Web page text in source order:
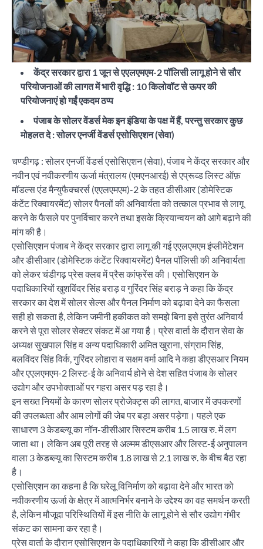
केंद्र सरकार द्वारा 1 जून से एएलएमएम-2 पॉलिसी लागू होने से सौर
परियोजनाओं की लागत में भारी वृद्धि : 10 किलोवॉट से ऊपर की
परियोजनाएं हो गईं एकदम ठप्प
पंजाब के सोलर वेंडर्स मेक इन इंडिया के पक्ष में हैं, परन्तु सरकार कुछ
मोहलत दे : सोलर एनर्जी वेंडर्स एसोसिएशन (सेवा)
चण्डीगढ़ : सोलर एनर्जी वेंडर्स एसोसिएशन (सेवा), पंजाब ने केंद्र सरकार और
नवीन एवं नवीकरणीय ऊर्जा मंत्रालय (एमएनआरई) से एप्रूव्ड लिस्ट ऑफ़
मॉडल्स एंड मैन्युफैक्चरर्स (एएलएमएम)-2 के तहत डीसीआर (डोमेस्टिक
कंटेंट रिक्वायरमेंट) सोलर पैनलों की अनिवार्यता को तत्काल प्रभाव से लागू
करने के फैसले पर पुनर्विचार करने तथा इसके क्रियान्वयन को आगे बढ़ाने की
मांग की है।
एसोसिएशन पंजाब ने केंद्र सरकार द्वारा लागू की गई एएलएमएम इंप्लीमेंटेशन
और डीसीआर (डोमेस्टिक कंटेंट रिक्वायरमेंट) पैनल पॉलिसी की अनिवार्यता
को लेकर चंडीगढ़ प्रेस क्लब में प्रैस कांफ्रेंस की। एसोसिएशन के
पदाधिकारियों खुशविंदर सिंह बराड़ व गुरिंदर सिंह बराड़ ने कहा कि केंद्र
सरकार का देश में सोलर सेल्स और पैनल निर्माण को बढ़ावा देने का फैसला
सही हो सकता है, लेकिन जमीनी हकीकत को समझे बिना इसे तुरंत अनिवार्य
करने से पूरा सोलर सेक्टर संकट में आ गया है। प्रेस वार्ता के दौरान सेवा के
अध्यक्ष सुखपाल सिंह व अन्य पदाधिकारी अमित खुराना, संग्राम सिंह,
बलविंदर सिंह विर्क, गुरिंदर लोहारा व सक्षम वर्मा आदि ने कहा डीएसआर नियम
और एएलएमएम-2 लिस्ट-ई के अनिवार्य होने से देश सहित पंजाब के सोलर
उद्योग और उपभोक्ताओं पर गहरा असर पड़ रहा है।
इन सख्त नियमों के कारण सोलर प्रोजेक्ट्स की लागत, बाजार में उपकरणों
की उपलब्धता और आम लोगों की जेब पर बड़ा असर पड़ेगा। पहले एक
साधारण 3 केडब्ल्यू का नॉन-डीसीआर सिस्टम करीब 1.5 लाख रु. में लग
जाता था। लेकिन अब पूरी तरह से अल्मम डीएसआर और लिस्ट-ई अनुपालन
वाला 3 केडब्ल्यू का सिस्टम करीब 1.8 लाख से 2.1 लाख रु. के बीच बैठ रहा
है।
एसोसिएशन का कहना है कि घरेलू विनिर्माण को बढ़ावा देने और भारत को
नवीकरणीय ऊर्जा के क्षेत्र में आत्मनिर्भर बनाने के उद्देश्य का वह समर्थन करती
है, लेकिन मौजूदा परिस्थितियों में इस नीति के लागू होने से सौर उद्योग गंभीर
संकट का सामना कर रहा है।
प्रेस वार्ता के दौरान एसोसिएशन के पदाधिकारियों ने कहा कि डीसीआर और